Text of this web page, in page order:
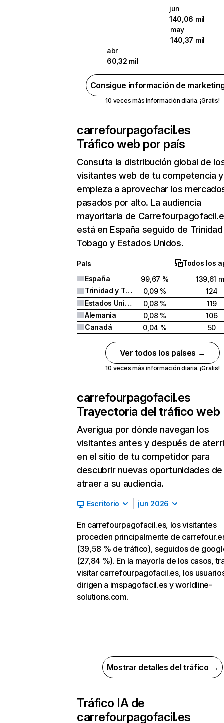
jun
140,06 mil
may
140,37 mil
abr
60,32 mil
Consigue información de
10 veces más información diaria. ¡Gratis!
carrefourpagofacil.es
Tráfico web por país
Consulta la distribución global de
visitantes web de tu competencia y
empieza a aprovechar los
pasados por alto. La audiencia
mayoritaria de
está en España seguido de
Tobago y Estados Unidos.
País
Todos los
España
99,67 %
139,61
Trinidad y Tobago
0,09 %
124
Estados Unidos
0,08 %
119
Alemania
0,08 %
106
Canadá
0,04 % 50
Ver todos los países →
10 veces más información diaria. ¡Gratis!
carrefourpagofacil.es
Trayectoria del tráfico web
Averigua por dónde navegan los
visitantes antes y después de
en el sitio de tu competidor para
descubrir nuevas oportunidades de
atraer a su audiencia.
Escritorio jun 2026
En carrefourpagofacil.es, los visitantes
proceden principalmente de
(39,58 % de tráfico), seguidos de
(27,84 %). En la mayoría de los casos,
visitar carrefourpagofacil.es, los
dirigen a imspagofacil.es y worldline-
solutions.com.
Mostrar detalles del tráfico →
Tráfico IA de
carrefourpagofacil.es